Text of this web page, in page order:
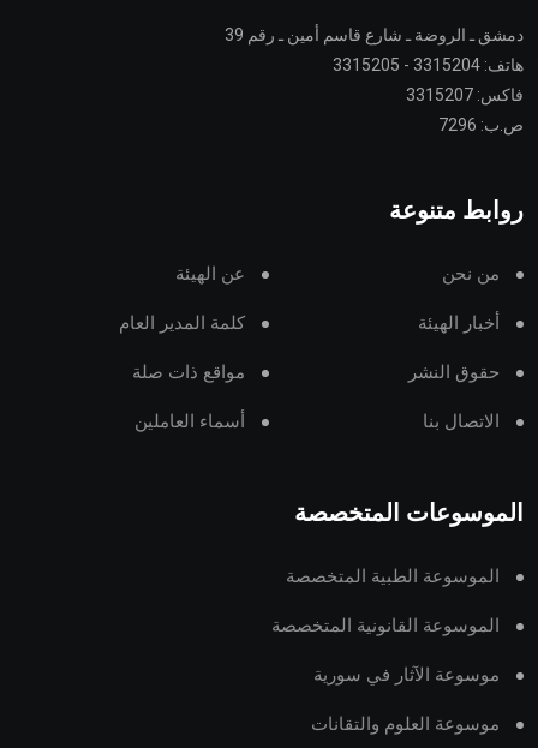
دمشق ـ الروضة ـ شارع قاسم أمين ـ رقم 39
هاتف: 3315204 - 3315205
فاكس: 3315207
ص.ب: 7296
روابط متنوعة
من نحن عن الهيئة
أخبار الهيئة كلمة المدير العام
حقوق النشر مواقع ذات صلة
الاتصال بنا أسماء العاملين
الموسوعات المتخصصة
الموسوعة الطبية المتخصصة
الموسوعة القانونية المتخصصة
موسوعة الآثار في سورية
موسوعة العلوم والتقانات